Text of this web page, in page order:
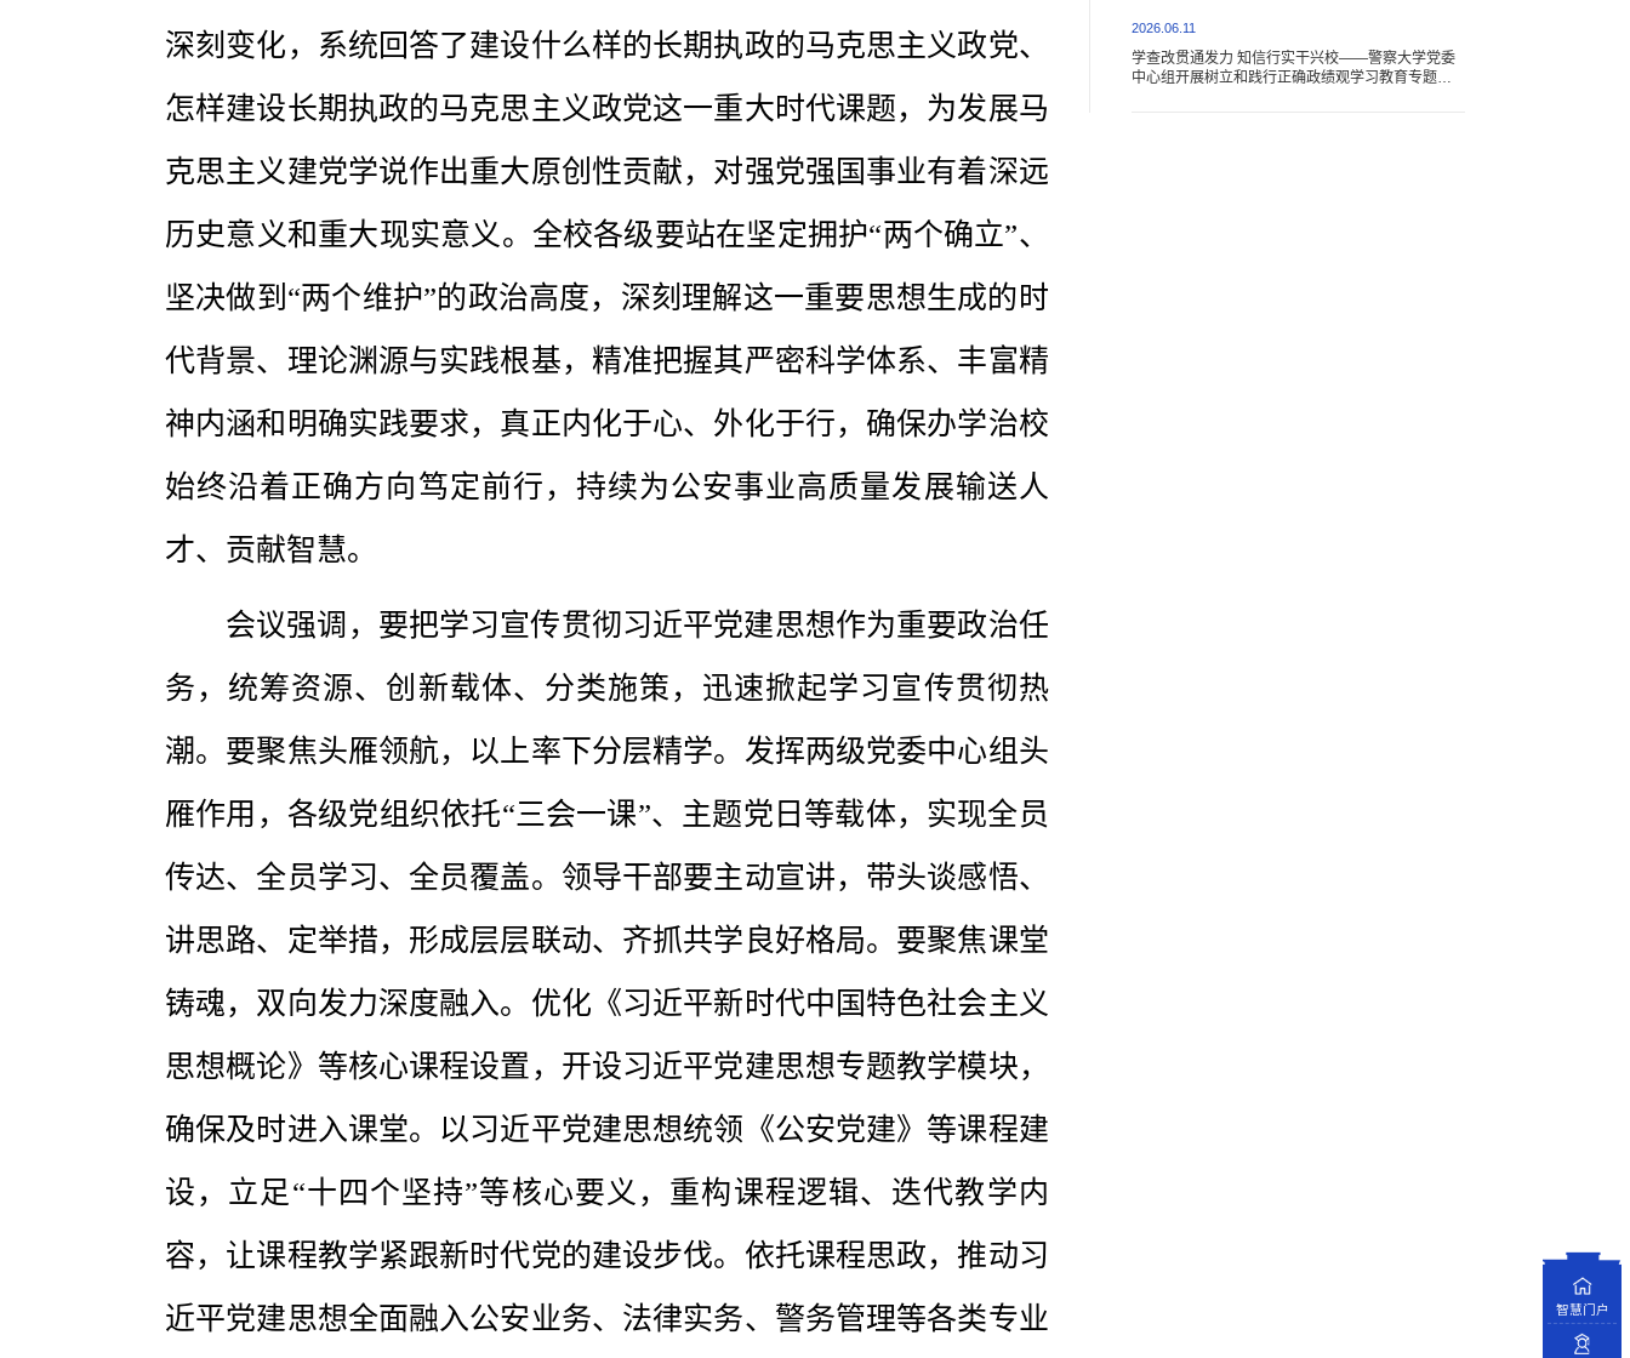
深刻变化，系统回答了建设什么样的长期执政的马克思主义政党、
怎样建设长期执政的马克思主义政党这一重大时代课题，为发展马
克思主义建党学说作出重大原创性贡献，对强党强国事业有着深远
历史意义和重大现实意义。全校各级要站在坚定拥护“两个确立”、
坚决做到“两个维护”的政治高度，深刻理解这一重要思想生成的时
代背景、理论渊源与实践根基，精准把握其严密科学体系、丰富精
神内涵和明确实践要求，真正内化于心、外化于行，确保办学治校
始终沿着正确方向笃定前行，持续为公安事业高质量发展输送人
才、贡献智慧。
会议强调，要把学习宣传贯彻习近平党建思想作为重要政治任
务，统筹资源、创新载体、分类施策，迅速掀起学习宣传贯彻热
潮。要聚焦头雁领航，以上率下分层精学。发挥两级党委中心组头
雁作用，各级党组织依托“三会一课”、主题党日等载体，实现全员
传达、全员学习、全员覆盖。领导干部要主动宣讲，带头谈感悟、
讲思路、定举措，形成层层联动、齐抓共学良好格局。要聚焦课堂
铸魂，双向发力深度融入。优化《习近平新时代中国特色社会主义
思想概论》等核心课程设置，开设习近平党建思想专题教学模块，
确保及时进入课堂。以习近平党建思想统领《公安党建》等课程建
设，立足“十四个坚持”等核心要义，重构课程逻辑、迭代教学内
容，让课程教学紧跟新时代党的建设步伐。依托课程思政，推动习
近平党建思想全面融入公安业务、法律实务、警务管理等各类专业
2026.06.11
学查改贯通发力 知信行实干兴校——警察大学党委
中心组开展树立和践行正确政绩观学习教育专题研
智慧门户